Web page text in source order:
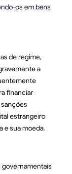
os em bens
de regime,
a
financiar
estrangeiro
e sua moeda.